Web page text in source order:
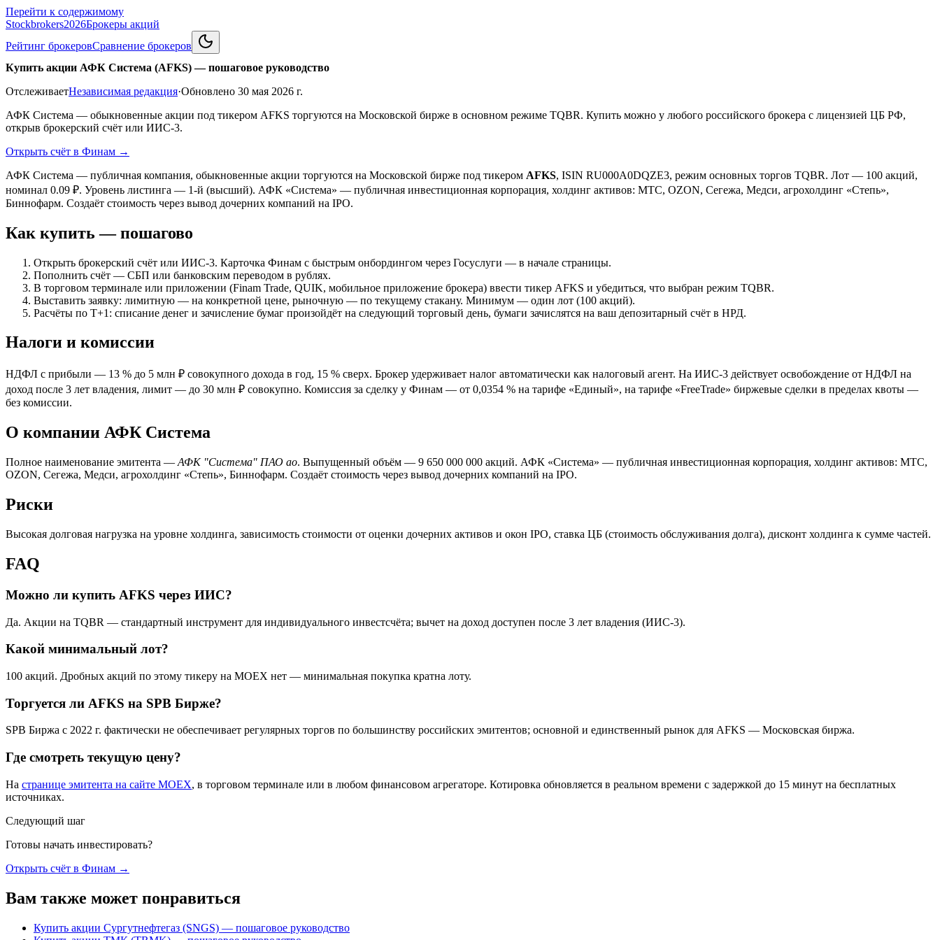
Перейти к содержимому
Stockbrokers2026Брокеры акций
Рейтинг брокеровСравнение брокеров
Купить акции АФК Система (AFKS) — пошаговое руководство
ОтслеживаетНезависимая редакция·Обновлено 30 мая 2026 г.
АФК Система — обыкновенные акции под тикером AFKS торгуются на Московской бирже в основном режиме TQBR. Купить можно у любого российского брокера с лицензией ЦБ РФ,
открыв брокерский счёт или ИИС-3.
Открыть счёт в Финам →
АФК Система — публичная компания, обыкновенные акции торгуются на Московской бирже под тикером AFKS, ISIN RU000A0DQZE3, режим основных торгов TQBR. Лот — 100 акций,
номинал 0.09 ₽. Уровень листинга — 1-й (высший). АФК «Система» — публичная инвестиционная корпорация, холдинг активов: МТС, OZON, Сегежа, Медси, агрохолдинг «Степь»,
Биннофарм. Создаёт стоимость через вывод дочерних компаний на IPO.
Как купить — пошагово
Открыть брокерский счёт или ИИС-3. Карточка Финам с быстрым онбордингом через Госуслуги — в начале страницы.
Пополнить счёт — СБП или банковским переводом в рублях.
В торговом терминале или приложении (Finam Trade, QUIK, мобильное приложение брокера) ввести тикер AFKS и убедиться, что выбран режим TQBR.
Выставить заявку: лимитную — на конкретной цене, рыночную — по текущему стакану. Минимум — один лот (100 акций).
Расчёты по Т+1: списание денег и зачисление бумаг произойдёт на следующий торговый день, бумаги зачислятся на ваш депозитарный счёт в НРД.
Налоги и комиссии
НДФЛ с прибыли — 13 % до 5 млн ₽ совокупного дохода в год, 15 % сверх. Брокер удерживает налог автоматически как налоговый агент. На ИИС-3 действует освобождение от НДФЛ на
доход после 3 лет владения, лимит — до 30 млн ₽ совокупно. Комиссия за сделку у Финам — от 0,0354 % на тарифе «Единый», на тарифе «FreeTrade» биржевые сделки в пределах квоты —
без комиссии.
О компании АФК Система
Полное наименование эмитента — АФК "Система" ПАО ао. Выпущенный объём — 9 650 000 000 акций. АФК «Система» — публичная инвестиционная корпорация, холдинг активов: МТС,
OZON, Сегежа, Медси, агрохолдинг «Степь», Биннофарм. Создаёт стоимость через вывод дочерних компаний на IPO.
Риски
Высокая долговая нагрузка на уровне холдинга, зависимость стоимости от оценки дочерних активов и окон IPO, ставка ЦБ (стоимость обслуживания долга), дисконт холдинга к сумме частей.
FAQ
Можно ли купить AFKS через ИИС?
Да. Акции на TQBR — стандартный инструмент для индивидуального инвестсчёта; вычет на доход доступен после 3 лет владения (ИИС-3).
Какой минимальный лот?
100 акций. Дробных акций по этому тикеру на MOEX нет — минимальная покупка кратна лоту.
Торгуется ли AFKS на SPB Бирже?
SPB Биржа с 2022 г. фактически не обеспечивает регулярных торгов по большинству российских эмитентов; основной и единственный рынок для AFKS — Московская биржа.
Где смотреть текущую цену?
На странице эмитента на сайте MOEX, в торговом терминале или в любом финансовом агрегаторе. Котировка обновляется в реальном времени с задержкой до 15 минут на бесплатных
источниках.
Следующий шаг
Готовы начать инвестировать?
Открыть счёт в Финам →
Вам также может понравиться
Купить акции Сургутнефтегаз (SNGS) — пошаговое руководство